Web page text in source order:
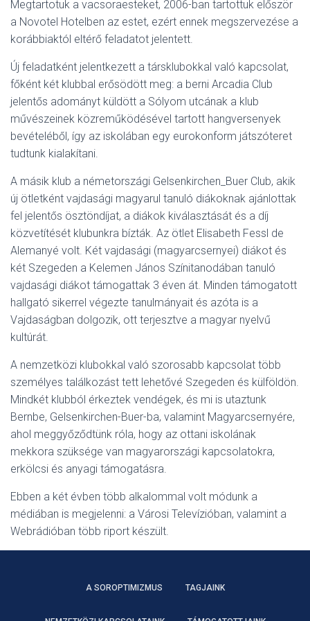
Megtartotuk a vacsoraesteket, 2006-ban tartottuk először
a Novotel Hotelben az estet, ezért ennek megszervezése a
korábbiaktól eltérő feladatot jelentett.
Új feladatként jelentkezett a társklubokkal való kapcsolat,
főként két klubbal erősödött meg: a berni Arcadia Club
jelentős adományt küldött a Sólyom utcának a klub
művészeinek közreműködésével tartott hangversenyek
bevételéből, így az iskolában egy eurokonform játszóteret
tudtunk kialakítani.
A másik klub a németországi Gelsenkirchen_Buer Club, akik
új ötletként vajdasági magyarul tanuló diákoknak ajánlottak
fel jelentős ösztöndíjat, a diákok kiválasztását és a díj
közvetítését klubunkra bízták. Az ötlet Elisabeth Fessl de
Alemanyé volt. Két vajdasági (magyarcsernyei) diákot és
két Szegeden a Kelemen János Színitanodában tanuló
vajdasági diákot támogattak 3 éven át. Minden támogatott
hallgató sikerrel végezte tanulmányait és azóta is a
Vajdaságban dolgozik, ott terjesztve a magyar nyelvű
kultúrát.
A nemzetközi klubokkal való szorosabb kapcsolat több
személyes találkozást tett lehetővé Szegeden és külföldön.
Mindkét klubból érkeztek vendégek, és mi is utaztunk
Bernbe, Gelsenkirchen-Buer-ba, valamint Magyarcsernyére,
ahol meggyőződtünk róla, hogy az ottani iskolának
mekkora szüksége van magyarországi kapcsolatokra,
erkölcsi és anyagi támogatásra.
Ebben a két évben több alkalommal volt módunk a
médiában is megjelenni: a Városi Televízióban, valamint a
Webrádióban több riport készült.
A SOROPTIMIZMUS TAGJAINK